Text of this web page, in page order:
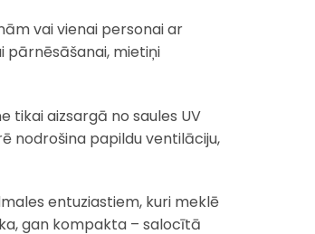
vai vienai personai ar
mietiņi
tikai aizsargā no saules UV
nodrošina papildu ventilāciju,
entuziastiem, kuri meklē
gan kompakta – salocītā